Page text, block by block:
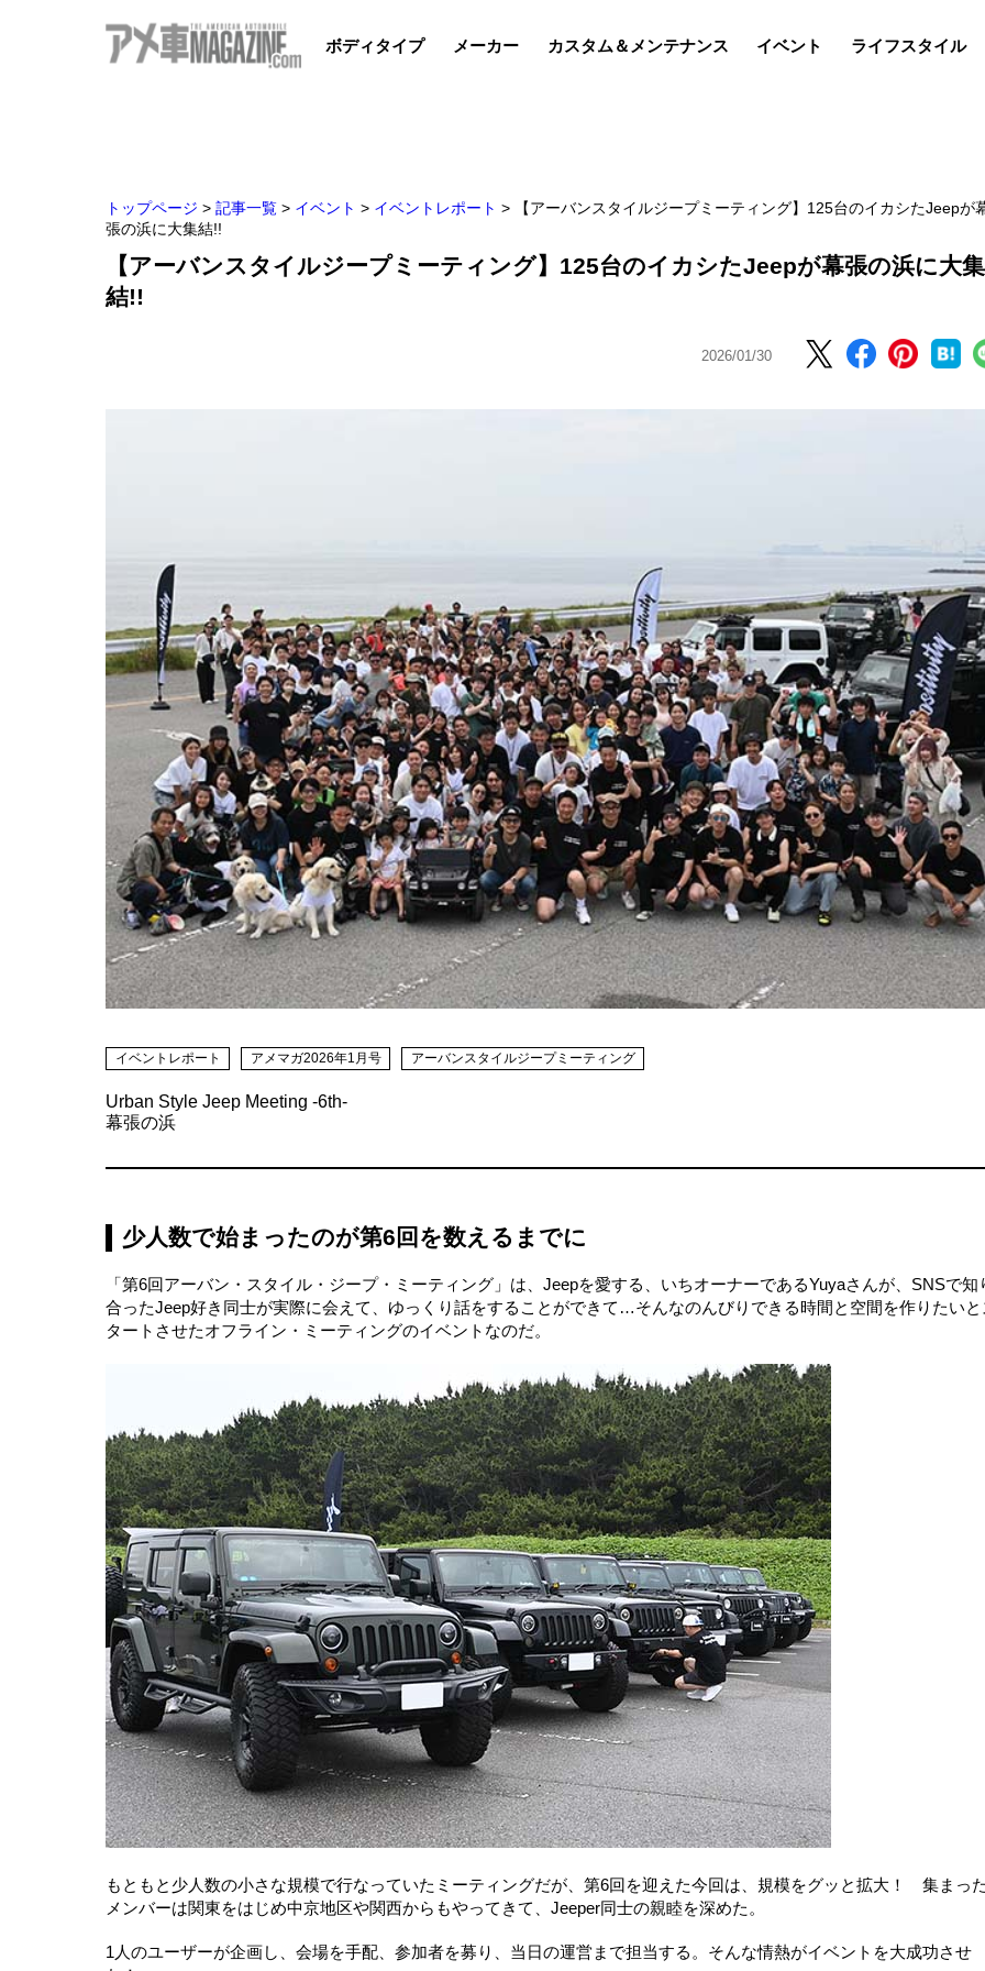
ボディタイプ メーカー カスタム＆メンテナンス イベント ライフスタイル
トップページ > 記事一覧 > イベント > イベントレポート >
【アーバンスタイルジープミーティング】125台のイカシたJeepが
張の浜に大集結!!
【アーバンスタイルジープミーティング】125台のイカシたJeepが幕張の浜に大集
結!!
2026/01/30
イベントレポート アメマガ2026年1月号 アーバンスタイルジープミーティング
Urban Style Jeep Meeting -6th-
幕張の浜
少人数で始まったのが第6回を数えるまでに
「第6回アーバン・スタイル・ジープ・ミーティング」は、Jeepを愛する、いちオーナーであるYuyaさんが、SNSで知
合ったJeep好き同士が実際に会えて、ゆっくり話をすることができて…そんなのんびりできる時間と空間を作りたいと
タートさせたオフライン・ミーティングのイベントなのだ。
もともと少人数の小さな規模で行なっていたミーティングだが、第6回を迎えた今回は、規模をグッと拡大！ 集まっ
メンバーは関東をはじめ中京地区や関西からもやってきて、Jeeper同士の親睦を深めた。
1人のユーザーが企画し、会場を手配、参加者を募り、当日の運営まで担当する。そんな情熱がイベントを大成功させ